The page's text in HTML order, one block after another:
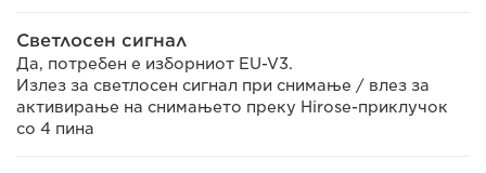
Светлосен сигнал
Да, потребен е изборниот EU-V3.
Излез за светлосен сигнал при снимање / влез за
активирање на снимањето преку Hirose-приклучок
со 4 пина